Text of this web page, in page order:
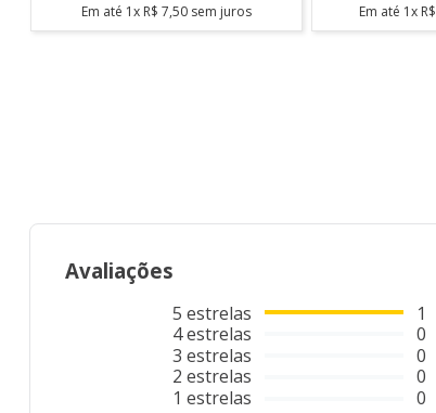
Em até 1x R$ 7,50 sem juros Em até 1x R$
Avaliações
5 estrelas
4estrelas
3 estrelas
2 estrelas
1 estrelas
1
0
0
0
0